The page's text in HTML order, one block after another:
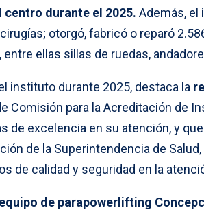
centro durante el 2025. Además, el
cirugías; otorgó, fabricó o reparó
ellas sillas de ruedas,
instituto durante 2025, destaca la
Comisión para la Acreditación de
de excelencia en su atención, y
de la Superintendencia de
de calidad y seguridad en la
equipo de parapowerlifting